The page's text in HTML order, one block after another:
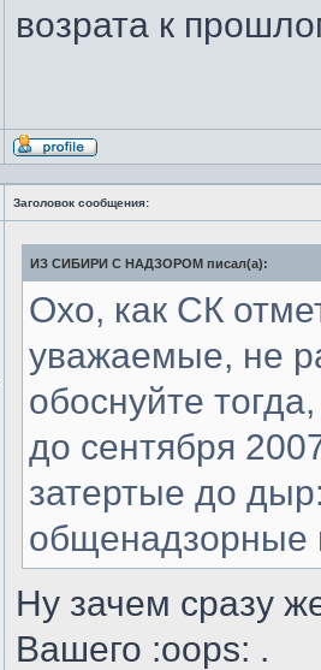
возрата к
Профиль
Заголовок сообщения:
ИЗ СИБИРИ С НАДЗОРОМ писал(а):
Охо, как СК
уважаемые, не
обоснуйте
до сентября
затертые до
общенадзорные
Ну зачем сразу
Вашего :oops: .